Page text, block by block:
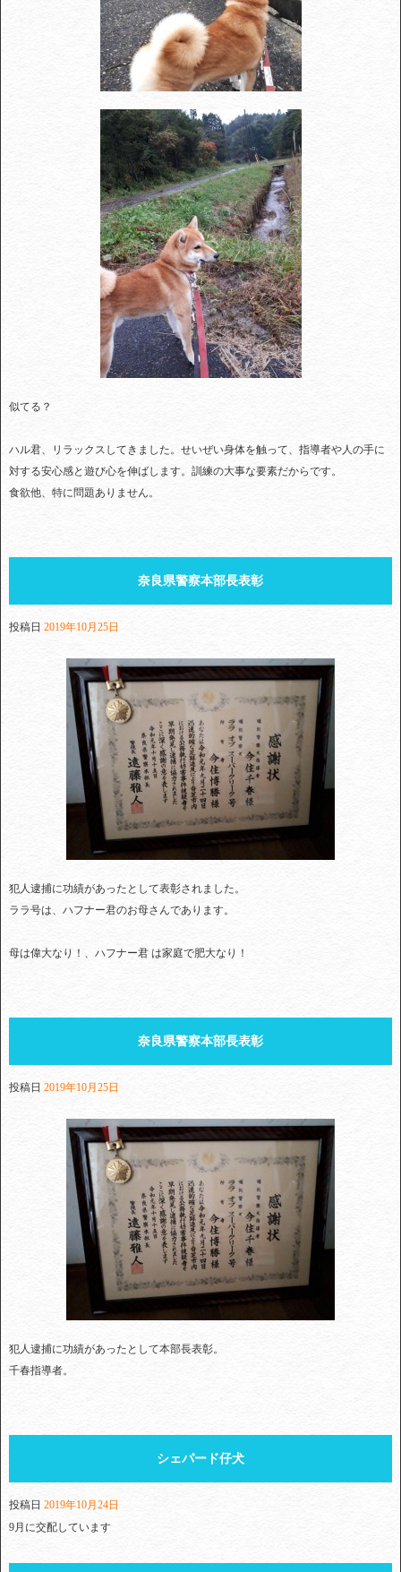
似てる？
ハル君、リラックスしてきました。せいぜい身体を触って、指導者や人の手に
対する安心感と遊び心を伸ばします。訓練の大事な要素だからです。
食欲他、特に問題ありません。
奈良県警察本部長表彰
投稿日 2019年10月25日
犯人逮捕に功績があったとして表彰されました。
ララ号は、ハフナー君のお母さんであります。
母は偉大なり！、ハフナー君 は家庭で肥大なり！
奈良県警察本部長表彰
投稿日 2019年10月25日
犯人逮捕に功績があったとして本部長表彰。
千春指導者。
シェパード仔犬
投稿日 2019年10月24日
9月に交配しています